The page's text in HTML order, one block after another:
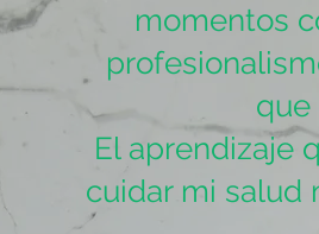
momentos
que
El aprendizaje
cuidar mi salud